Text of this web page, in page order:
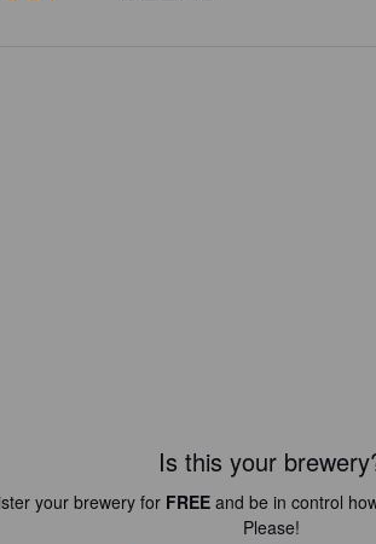
Is this your
your brewery for FREEand be in control
Please!